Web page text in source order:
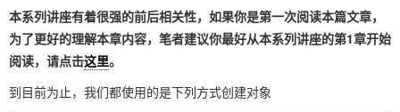
本系列讲座有着很强的前后相关性，如果你是第一次阅读本篇文章，
为了更好的理解本章内容，笔者建议你最好从本系列讲座的第1章开始
阅读，请点击这里。
到目前为止，我们都使用的是下列方式创建对象